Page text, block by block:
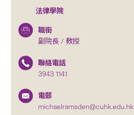
法律學院
職銜
副院長 / 教授
聯絡電話
3943 1141
電郵
michaelramsden@cuhk.edu.hk